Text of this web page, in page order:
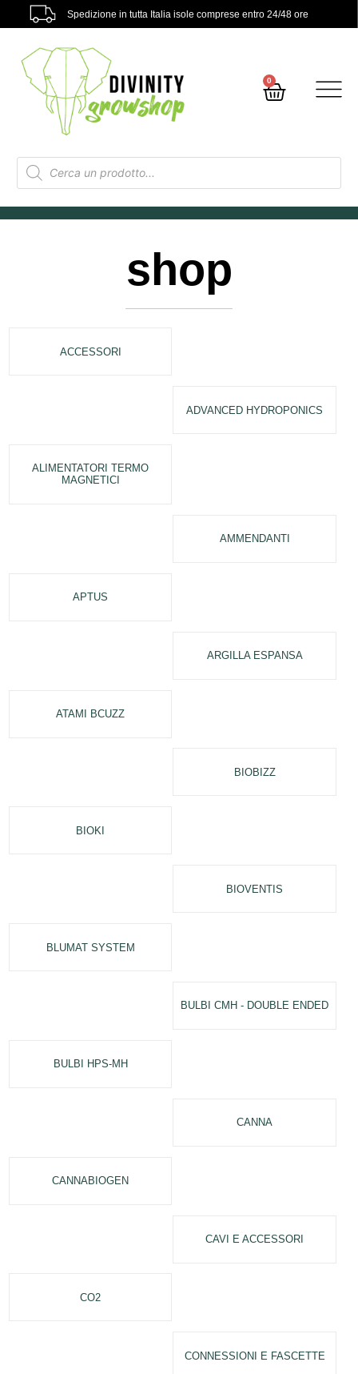
Spedizione in tutta Italia isole comprese entro 24/48 ore
0
shop
ACCESSORI
ADVANCED HYDROPONICS
ALIMENTATORI TERMO
MAGNETICI
AMMENDANTI
APTUS
ARGILLA ESPANSA
ATAMI BCUZZ
BIOBIZZ
BIOKI
BIOVENTIS
BLUMAT SYSTEM
BULBI CMH - DOUBLE ENDED
BULBI HPS-MH
CANNA
CANNABIOGEN
CAVI E ACCESSORI
CO2
CONNESSIONI E FASCETTE